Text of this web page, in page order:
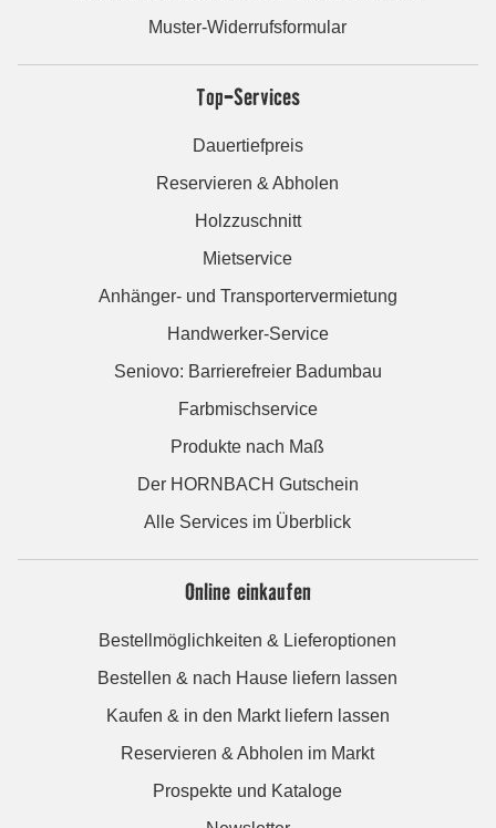
Muster-Widerrufsformular
Top-Services
Dauertiefpreis
Reservieren & Abholen
Holzzuschnitt
Mietservice
Anhänger- und Transportervermietung
Handwerker-Service
Seniovo: Barrierefreier Badumbau
Farbmischservice
Produkte nach Maß
Der HORNBACH Gutschein
Alle Services im Überblick
Online einkaufen
Bestellmöglichkeiten & Lieferoptionen
Bestellen & nach Hause liefern lassen
Kaufen & in den Markt liefern lassen
Reservieren & Abholen im Markt
Prospekte und Kataloge